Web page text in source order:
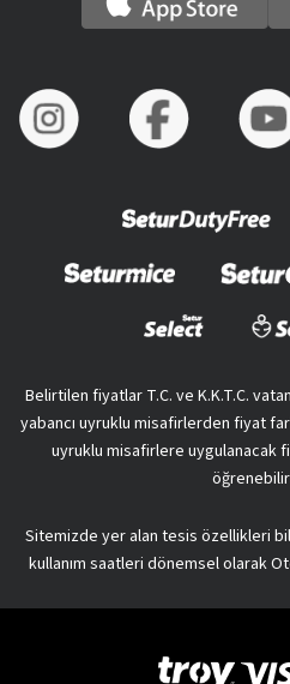
Belirtilen fiyatlar T.C. ve K.K.T.C.
yabancı uyruklu misafirlerden fiyat
uyruklu misafirlere uygulanacak
Sitemizde yer alan tesis özellikleri
kullanım saatleri dönemsel olarak